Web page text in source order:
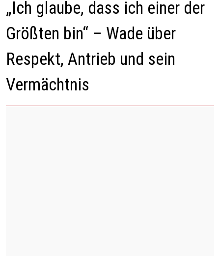
„Ich glaube, dass ich einer der
Größten bin“ – Wade über
Respekt, Antrieb und sein
Vermächtnis